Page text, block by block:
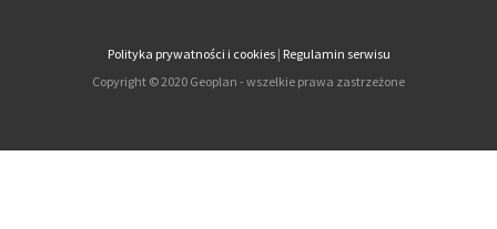
Polityka prywatności i cookies| Regulamin serwisu
Copyright © 2020 Geoplan - wszelkie prawa zastrzeżone